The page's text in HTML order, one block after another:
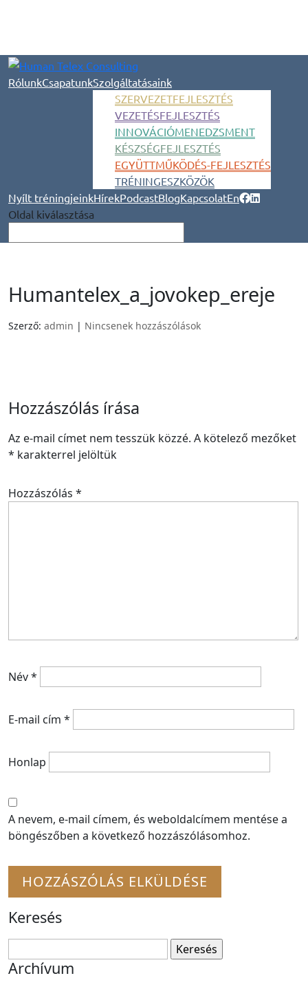
RólunkCsapatunkSzolgáltatásaink
SZERVEZETFEJLESZTÉS
VEZETÉSFEJLESZTÉS
INNOVÁCIÓMENEDZSMENT
KÉSZSÉGFEJLESZTÉS
EGYÜTTMŰKÖDÉS-FEJLESZTÉS
TRÉNINGESZKÖZÖK
Nyílt tréningjeinkHírekPodcastBlogKapcsolatEn
Oldal kiválasztása
Humantelex_a_jovokep_ereje
Szerző: admin | Nincsenek hozzászólások
Hozzászólás írása
Az e-mail címet nem tesszük közzé. A kötelező mezőket
* karakterrel jelöltük
Hozzászólás *
Név*
E-mail cím *
Honlap
A nevem, e-mail címem, és weboldalcímem mentése a
böngészőben a következő hozzászólásomhoz.
Keresés
Archívum